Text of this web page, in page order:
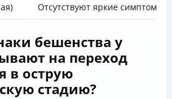
Отсутствуют яркие симптомы
бешенства у
на переход
в острую
стадию?